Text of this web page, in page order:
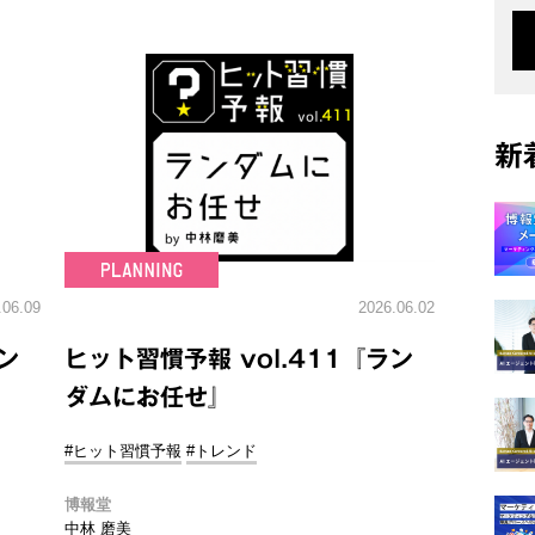
2026.06.02
ヒット習慣予報 vol.411『ラン
ダムにお任せ』
#ヒット習慣予報 #トレンド
博報堂
中林 磨美
新